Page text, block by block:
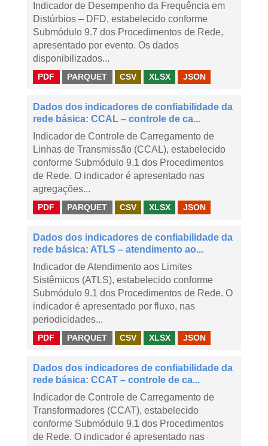
Indicador de Desempenho da Frequência em
Distúrbios – DFD, estabelecido conforme
Submódulo 9.7 dos Procedimentos de Rede,
apresentado por evento. Os dados
disponibilizados...
PDF PARQUET CSV XLSX JSON
Dados dos indicadores de confiabilidade da
rede básica: CCAL – controle de ca...
Indicador de Controle de Carregamento de
Linhas de Transmissão (CCAL), estabelecido
conforme Submódulo 9.1 dos Procedimentos
de Rede. O indicador é apresentado nas
agregações...
PDF PARQUET CSV XLSX JSON
Dados dos indicadores de confiabilidade da
rede básica: ATLS – atendimento ao...
Indicador de Atendimento aos Limites
Sistêmicos (ATLS), estabelecido conforme
Submódulo 9.1 dos Procedimentos de Rede. O
indicador é apresentado por fluxo, nas
periodicidades...
PDF PARQUET CSV XLSX JSON
Dados dos indicadores de confiabilidade da
rede básica: CCAT – controle de ca...
Indicador de Controle de Carregamento de
Transformadores (CCAT), estabelecido
conforme Submódulo 9.1 dos Procedimentos
de Rede. O indicador é apresentado nas